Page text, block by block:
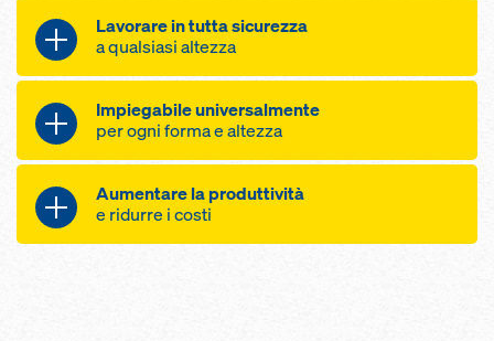
Lavorare in tutta sicurezza
a qualsiasi altezza
protezione del personale dalle
cadute, dal vento e dalle
traslazione sicura anche con
elevate velocità del vento grazie al
collegamento continuo con la
Impiegabile universalmente
per ogni forma e altezza
adattabile a ogni tipo di pianta
grazie all'intelligente sistema
Aumentare la produttività
e ridurre i costi